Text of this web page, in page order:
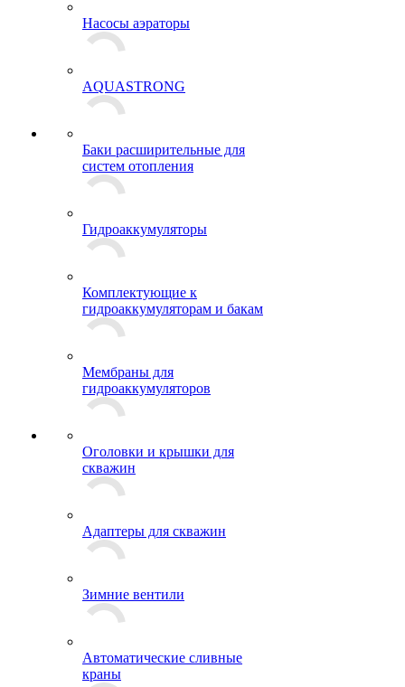
Насосы аэраторы
AQUASTRONG
Баки расширительные для
систем отопления
Гидроаккумуляторы
Комплектующие к
гидроаккумуляторам и бакам
Мембраны для
гидроаккумуляторов
Оголовки и крышки для
скважин
Адаптеры для скважин
Зимние вентили
Автоматические сливные
краны